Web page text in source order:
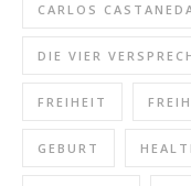
CARLOS
DIE VIER
FREIHEIT
GEBURT